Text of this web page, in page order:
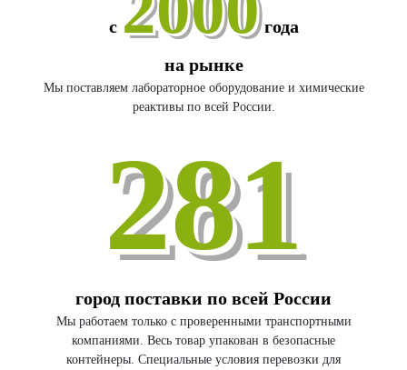
с
года
на рынке
Мы поставляем лабораторное оборудование и химические
реактивы по всей России.
281
город поставки по всей России
Мы работаем только с проверенными транспортными
компаниями. Весь товар упакован в безопасные
контейнеры. Специальные условия перевозки для